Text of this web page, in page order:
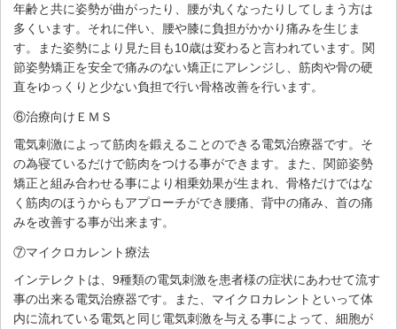
年齢と共に姿勢が曲がったり、腰が丸くなったりしてしまう方は
多くいます。それに伴い、腰や膝に負担がかかり痛みを生じま
す。また姿勢により見た目も10歳は変わると言われています。関
節姿勢矯正を安全で痛みのない矯正にアレンジし、筋肉や骨の硬
直をゆっくりと少ない負担で行い骨格改善を行います。
⑥治療向けＥＭＳ
電気刺激によって筋肉を鍛えることのできる電気治療器です。そ
の為寝ているだけで筋肉をつける事ができます。また、関節姿勢
矯正と組み合わせる事により相乗効果が生まれ、骨格だけではな
く筋肉のほうからもアプローチができ腰痛、背中の痛み、首の痛
みを改善する事が出来ます。
⑦マイクロカレント療法
インテレクトは、9種類の電気刺激を患者様の症状にあわせて流す
事の出来る電気治療器です。また、マイクロカレントといって体
内に流れている電気と同じ電気刺激を与える事によって、細胞が